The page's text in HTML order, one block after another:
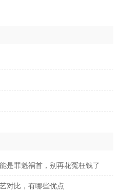
是罪魁祸首，别再花冤枉钱了
对比，有哪些优点